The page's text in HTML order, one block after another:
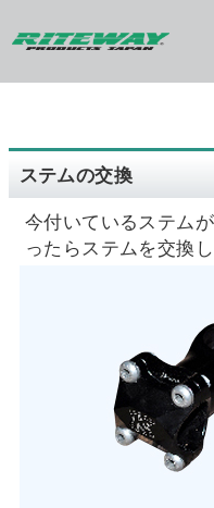
ステムの交換
今付いているステム
ったらステムを交換し